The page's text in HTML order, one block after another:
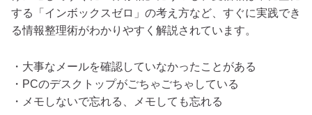
する「インボックスゼロ」の考え方など、すぐに実践でき
る情報整理術がわかりやすく解説されています。
・大事なメールを確認していなかったことがある
・PCのデスクトップがごちゃごちゃしている
・メモしないで忘れる、メモしても忘れる